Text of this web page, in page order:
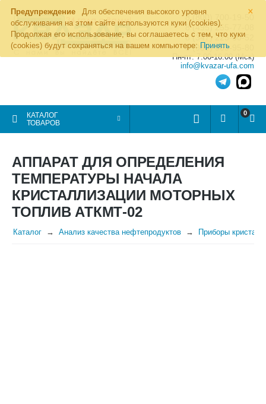
×
Предупреждение
Для обеспечения высокого уровня
обслуживания на этом сайте используются куки (cookies).
Продолжая его использование, вы соглашаетесь с тем, что куки
(cookies) будут сохраняться на вашем компьютере: Принять
8 (800) 700-19-50
8 (495) 255-77-08
8 (347) 225-00-52
8 (986) 963-95-80
Пн-пт: 7.00-16.00 (Мск)
info@kvazar-ufa.com
КАТАЛОГ
ТОВАРОВ
0
АППАРАТ ДЛЯ ОПРЕДЕЛЕНИЯ
ТЕМПЕРАТУРЫ НАЧАЛА
КРИСТАЛЛИЗАЦИИ МОТОРНЫХ
ТОПЛИВ АТКМТ-02
Каталог Анализ качества нефтепродуктов Приборы